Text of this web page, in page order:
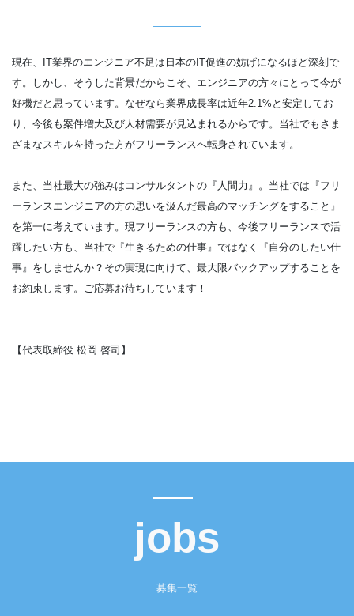
現在、IT業界のエンジニア不足は日本のIT促進の妨げになるほど深刻で
す。しかし、そうした背景だからこそ、エンジニアの方々にとって今が
好機だと思っています。なぜなら業界成長率は近年2.1%と安定してお
り、今後も案件増大及び人材需要が見込まれるからです。当社でもさま
ざまなスキルを持った方がフリーランスへ転身されています。
また、当社最大の強みはコンサルタントの『人間力』。当社では『フリ
ーランスエンジニアの方の思いを汲んだ最高のマッチングをすること』
を第一に考えています。現フリーランスの方も、今後フリーランスで活
躍したい方も、当社で『生きるための仕事』ではなく『自分のしたい仕
事』をしませんか？その実現に向けて、最大限バックアップすることを
お約束します。ご応募お待ちしています！
【代表取締役 松岡 啓司】
jobs
募集一覧